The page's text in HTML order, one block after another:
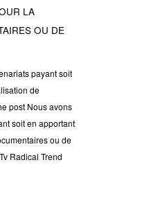
LA
OU DE
payant soit
de
post Nous avons
soit en apportant
ou de
Radical Trend